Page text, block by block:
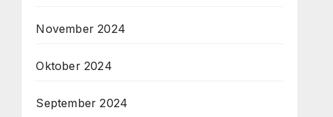
November 2024
Oktober 2024
September 2024